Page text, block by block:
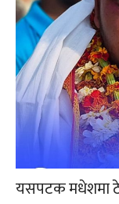
यसपटक मधेशमा